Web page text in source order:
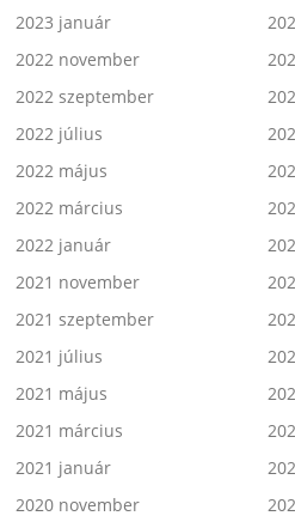
2023 január
2022 november
2022 szeptember
2022 július
2022 május
2022 március
2022 január
2021 november
2021 szeptember
2021 július
2021 május
2021 március
2021 január
2020 november